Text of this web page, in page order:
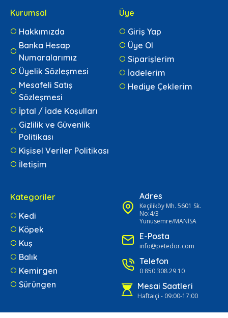
Kurumsal
Hakkımızda
Banka Hesap
Numaralarımız
Üyelik Sözleşmesi
Mesafeli Satış
Sözleşmesi
İptal / İade Koşulları
Gizlilik ve Güvenlik
Politikası
Kişisel Veriler Politikası
İletişim
Üye
Giriş Yap
Üye Ol
Siparişlerim
İadelerim
Hediye Çeklerim
Kategoriler
Kedi
Köpek
Kuş
Balık
Kemirgen
Sürüngen
Adres
Keçiliköy Mh. 5601 Sk.
No:4/3
Yunusemre/MANİSA
E-Posta
info@petedor.com
Telefon
0 850 308 29 10
Mesai Saatleri
Haftaiçi - 09:00-17:00